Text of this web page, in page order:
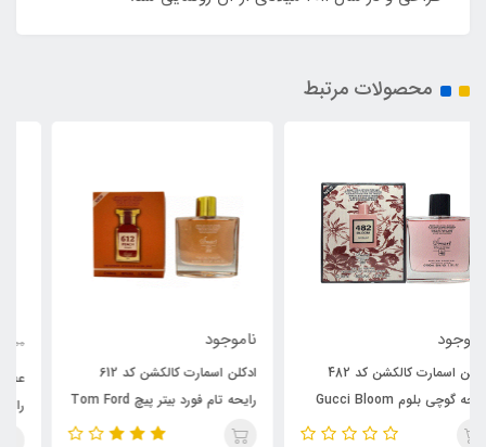
محصولات مرتبط
رایحه تام فورد بیتر پیچ Tom Ford
Bitter Peach
عطر زنانه اسمارت کالکشن کد 469
رایحه لانکوم لا نویت Lancome
La Nuit Tresor